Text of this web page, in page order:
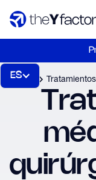
ES
Inicio Tratamientos